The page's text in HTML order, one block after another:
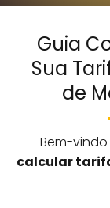
Guia
Sua
de
Bem-
calcular